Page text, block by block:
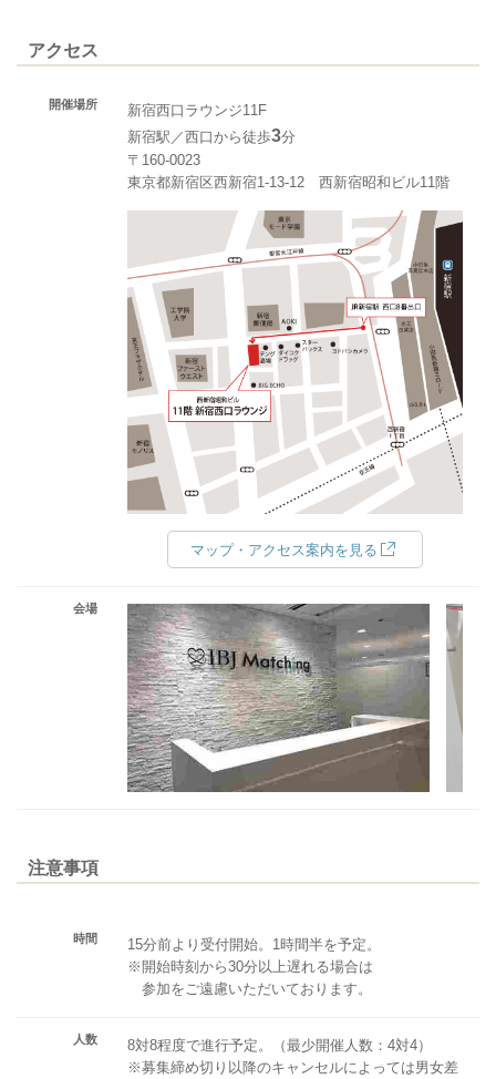
アクセス
開催場所
新宿西口ラウンジ11F
新宿駅／西口から徒歩3分
〒160-0023
東京都新宿区西新宿1-13-12 西新宿昭和ビル11階
マップ・アクセス案内を見る
会場
注意事項
時間
15分前より受付開始。1時間半を予定。
※開始時刻から30分以上遅れる場合は
参加をご遠慮いただいております。
人数
8対8程度で進行予定。（最少開催人数：4対4）
※募集締め切り以降のキャンセルによっては男女差